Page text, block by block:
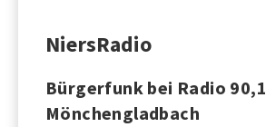
NiersRadio
Bürgerfunk bei Radio 90,1
Mönchengladbach